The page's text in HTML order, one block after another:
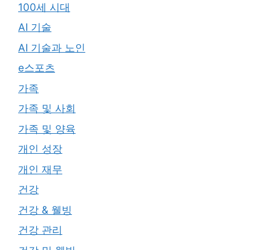
100세 시대
AI 기술
AI 기술과 노인
e스포츠
가족
가족 및 사회
가족 및 양육
개인 성장
개인 재무
건강
건강 & 웰빙
건강 관리